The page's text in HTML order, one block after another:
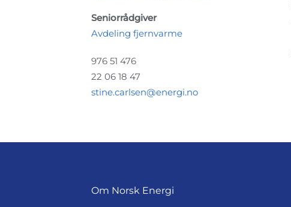
Seniorrådgiver
Avdeling fjernvarme
976 51 476
22 06 18 47
stine.carlsen@energi.no
Om Norsk Energi